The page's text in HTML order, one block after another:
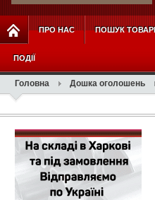
ПРО НАС ПОШУК
ПОДІЇ
Головна Дошка оголошень